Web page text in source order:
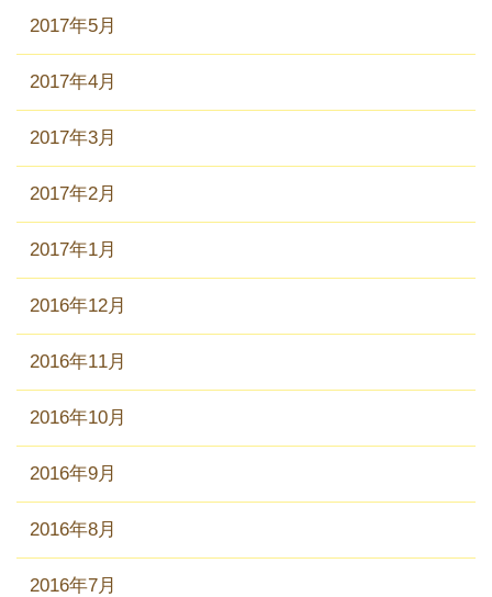
2017年5月
2017年4月
2017年3月
2017年2月
2017年1月
2016年12月
2016年11月
2016年10月
2016年9月
2016年8月
2016年7月